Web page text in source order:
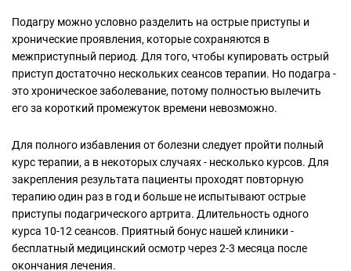
Подагру можно условно разделить на острые приступы и
хронические проявления, которые сохраняются в
межприступный период. Для того, чтобы купировать острый
приступ достаточно нескольких сеансов терапии. Но подагра -
это хроническое заболевание, потому полностью вылечить
его за короткий промежуток времени невозможно.
Для полного избавления от болезни следует пройти полный
курс терапии, а в некоторых случаях - несколько курсов. Для
закрепления результата пациенты проходят повторную
терапию один раз в год и больше не испытывают острые
приступы подагрического артрита. Длительность одного
курса 10-12 сеансов. Приятный бонус нашей клиники -
бесплатный медицинский осмотр через 2-3 месяца после
окончания лечения.